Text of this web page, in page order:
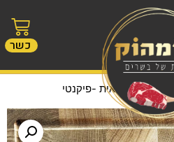
כשר
/ אריסה טוניסאית -פיקנטי